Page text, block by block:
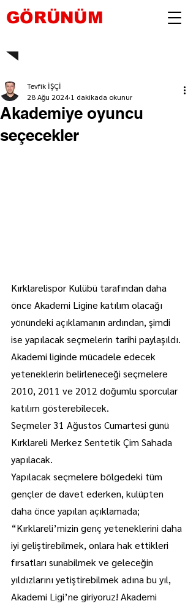
GÖRÜNÜM
Akademiye oyuncu
seçecekler
Tevfik İŞÇİ
28 Ağu 2024 1 dakikada okunur
Kırklarelispor Kulübü tarafından daha
önce Akademi Ligine katılım olacağı
yönündeki açıklamanın ardından, şimdi
ise yapılacak seçmelerin tarihi paylaşıldı.
Akademi liginde mücadele edecek
yeteneklerin belirleneceği seçmelere
2010, 2011 ve 2012 doğumlu sporcular
katılım gösterebilecek.
Seçmeler 31 Ağustos Cumartesi günü
Kırklareli Merkez Sentetik Çim Sahada
yapılacak.
Yapılacak seçmelere bölgedeki tüm
gençler de davet ederken, kulüpten
daha önce yapılan açıklamada;
“Kırklareli’mizin genç yeteneklerini daha
iyi geliştirebilmek, onlara hak ettikleri
fırsatları sunabilmek ve geleceğin
yıldızlarını yetiştirebilmek adına bu yıl,
Akademi Ligi’ne giriyoruz! Akademi